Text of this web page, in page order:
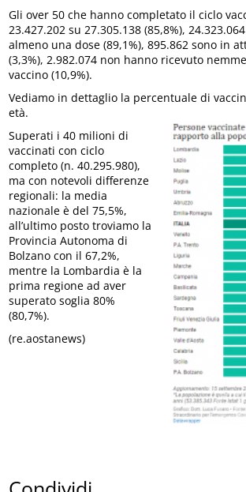
Gli over 50 che hanno completato il ciclo
23.427.202 su 27.305.138 (85,8%),
almeno una dose (89,1%), 895.862 sono in
(3,3%), 2.982.074 non hanno ricevuto
vaccino (10,9%).
Vediamo in dettaglio la percentuale di
età.
Superati i 40 milioni di
vaccinati con ciclo
completo (n. 40.295.980),
ma con notevoli differenze
regionali: la media
nazionale è del 75,5%,
all’ultimo posto troviamo la
Provincia Autonoma di
Bolzano con il 67,2%,
mentre la Lombardia è la
prima regione ad aver
superato soglia 80%
(80,7%).
(re.aostanews)